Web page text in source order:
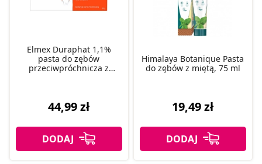
Elmex Duraphat 1,1%
pasta do zębów
przeciwpróchnicza z
44,99 zł
Himalaya Botanique Pasta
do zębów z miętą, 75 ml
19,49 zł